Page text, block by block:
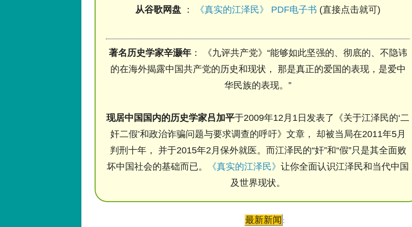
从谷歌网盘 ： 《真实的江泽民》 PDF电子书 (直接点击就可)
著名历史学家辛灏年： 《九评共产党》“能够如此坚强的、彻底的、不隐讳
的在海外揭露中国共产党的历史和现状， 那是真正的爱国的表现，是爱中
华民族的表现。”
现居中国国内的历史学家吕加平于2009年12月1日发表了《关于江泽民的‘二
奸二假’和政治诈骗问题与要求调查的呼吁》文章， 却被当局在2011年5月
判刑十年， 并于2015年2月保外就医。而江泽民的“奸”和“假”只是其全面败
坏中国社会的基础而已。
《真实的江泽民》 让你全面认识江泽民和当代中国
及世界现状。
最新新闻 :